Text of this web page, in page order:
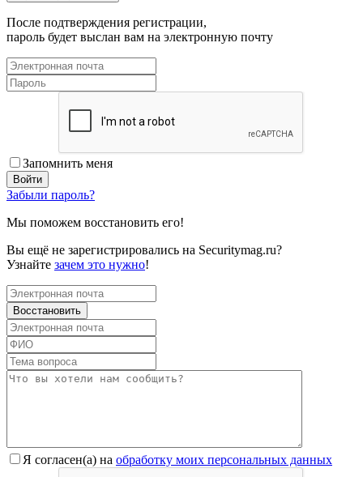
После подтверждения регистрации,
пароль будет выслан вам на электронную почту
Запомнить меня
Забыли пароль?
Мы поможем восстановить его!
Вы ещё не зарегистрировались на Securitymag.ru?
Узнайте зачем это нужно!
Я согласен(a) на обработку моих персональных данных